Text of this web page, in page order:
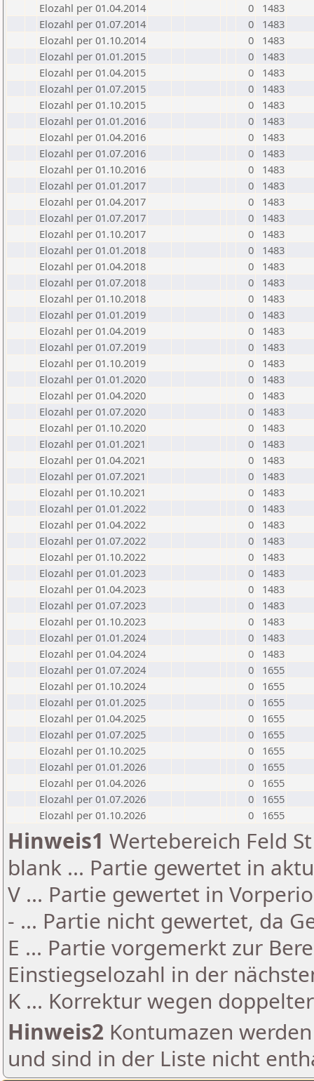
Elozahl per 01.04.2014
0
1483
Elozahl per 01.07.2014
0
1483
Elozahl per 01.10.2014
0
1483
Elozahl per 01.01.2015
0
1483
Elozahl per 01.04.2015
0
1483
Elozahl per 01.07.2015
0
1483
Elozahl per 01.10.2015
0
1483
Elozahl per 01.01.2016
0
1483
Elozahl per 01.04.2016
0
1483
Elozahl per 01.07.2016
0
1483
Elozahl per 01.10.2016
0
1483
Elozahl per 01.01.2017
0
1483
Elozahl per 01.04.2017
0
1483
Elozahl per 01.07.2017
0
1483
Elozahl per 01.10.2017
0
1483
Elozahl per 01.01.2018
0
1483
Elozahl per 01.04.2018
0
1483
Elozahl per 01.07.2018
0
1483
Elozahl per 01.10.2018
0
1483
Elozahl per 01.01.2019
0
1483
Elozahl per 01.04.2019
0
1483
Elozahl per 01.07.2019
0
1483
Elozahl per 01.10.2019
0
1483
Elozahl per 01.01.2020
0
1483
Elozahl per 01.04.2020
0
1483
Elozahl per 01.07.2020
0
1483
Elozahl per 01.10.2020
0
1483
Elozahl per 01.01.2021
0
1483
Elozahl per 01.04.2021
0
1483
Elozahl per 01.07.2021
0
1483
Elozahl per 01.10.2021
0
1483
Elozahl per 01.01.2022
0
1483
Elozahl per 01.04.2022
0
1483
Elozahl per 01.07.2022
0
1483
Elozahl per 01.10.2022
0
1483
Elozahl per 01.01.2023
0
1483
Elozahl per 01.04.2023
0
1483
Elozahl per 01.07.2023
0
1483
Elozahl per 01.10.2023
0
1483
Elozahl per 01.01.2024
0
1483
Elozahl per 01.04.2024
0
1483
Elozahl per 01.07.2024
0
1655
Elozahl per 01.10.2024
0
1655
Elozahl per 01.01.2025
0
1655
Elozahl per 01.04.2025
0
1655
Elozahl per 01.07.2025
0
1655
Elozahl per 01.10.2025
0
1655
Elozahl per 01.01.2026
0
1655
Elozahl per 01.04.2026
0
1655
Elozahl per 01.07.2026
0
1655
Elozahl per 01.10.2026
0 1655
Hinweis1 Wertebereich Feld
blank ... Partie gewertet in
V ... Partie gewertet in
- ... Partie nicht gewertet, da
E ... Partie vorgemerkt zur
Einstiegselozahl in der
K ... Korrektur wegen
Hinweis2 Kontumazen
und sind in der Liste nicht